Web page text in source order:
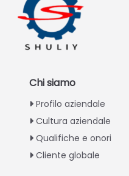
Chi siamo
Profilo aziendale
Cultura aziendale
Qualifiche e onori
Cliente globale